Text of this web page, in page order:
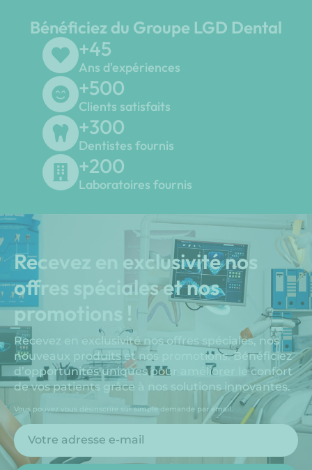
Bénéficiez du Groupe LGD Dental
+45
Ans d'expériences
+500
Clients satisfaits
+300
Dentistes fournis
+200
Laboratoires fournis
Recevez en exclusivité nos
offres spéciales et nos
promotions !
Recevez en exclusivité nos offres spéciales, nos
nouveaux produits et nos promotions. Bénéficiez
d’opportunités uniques pour améliorer le confort
de vos patients grâce à nos solutions innovantes.
Vous pouvez vous désinscrire sur simple demande par email.